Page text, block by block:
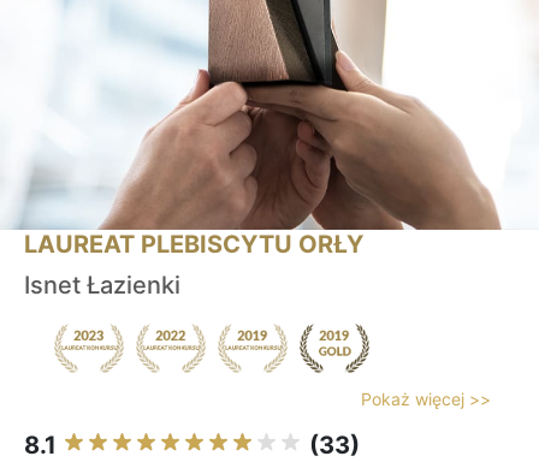
LAUREAT PLEBISCYTU ORŁY
Isnet Łazienki
Pokaż więcej >>
8.1 (33)